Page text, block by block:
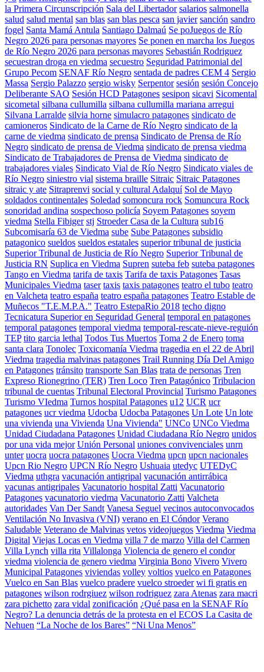
la Primera Circunscripción Sala del Libertador salarios salmonella
salud salud mental san blas san blas pesca san javier sanción sandro
fogel Santa Mamá Antula Santiago Dalmaú Se poJuegos de Río
Negro 2026 para personas mayores Se ponen en marcha los Juegos
de Río Negro 2026 para personas mayores Sebastián Rodriguez
secuestran droga en viedma secuestro Seguridad Patrimonial del
Grupo Pecom SENAF Río Negro sentada de padres CEM 4 Sergio
Massa Sergio Palazzo sergio wisky Serpentor sesión sesión Concejo
Deliberante SAO Sesión HCD Patagones sesipon sicavi Sicomental
sicometal silbana cullumilla silbana cullumilla mariana arregui
Silvana Larralde silvia horne simulacro patagones sindicato de
camioneros Sindicato de la Carne de Río Negro sindicato de la
carne de viedma sindicato de prensa Sindicato de Prensa de Río
Negro sindicato de prensa de Viedma sindicato de prensa viedma
Sindicato de Trabajadores de Prensa de Viedma sindicato de
trabajadores viales Sindicato Vial de Río Negro Sindicato viales de
Río Negro siniestro vial sistema braille Sitraic Sitraic Patagones
sitraic y ate Sitraprenvi social y cultural Adalquí Sol de Mayo
soldados continentales Soledad somoncura rock Somuncura Rock
sonoridad andina sospechoso policía Soyem Patagones soyem
viedma Stella Fibiger stj Stroeder Casa de la Cultura sub16
Subcomisaría 63 de Viedma sube Sube Patagones subsidio
patagonico sueldos sueldos estatales superior tribunal de justicia
Superior Tribunal de Justicia de Río Negro Superior Tribunal de
Justicia RN Suplica en Viedma Supren suteba feb suteba patagones
Tango en Viedma tarifa de taxis Tarifa de taxis Patagones Tasas
Municipales Viedma taser taxis taxis patagones teatro el tubo teatro
en Valcheta teatro españa teatro españa patagones Teatro Estable de
Muñecos "T.E.M.P.A." Teatro EstepaRio 2018 techo digno
Tecnicatura Superior en Seguridad General temporal en patagones
temporal patagones temporal viedma temporal-rescate-nieve-reguión
TEP tito garcia lethal Todos Tus Muertos Toma 2 de Enero toma
santa clara Tonolec Toxicomanía Viedma tragedia en el 22 de Abril
Viedma tragedia malvinas patagones Trail Running Día Del Amigo
en Patagones tránsito transporte San Blas trata de personas Tren
Expreso Rionegrino (TER) Tren Loco Tren Patagónico Tribulacion
tribunal de cuentas Tribunal Electoral Provincial Turismo Patagones
Turismo VIedma Turnos hospital Patagones u12 UCR ucr
patagones ucr viedma Udocba Udocba Patagones Un Lote Un lote
una vivienda una Vivienda Una Vivienda" UNCo UNCo Viedma
Unidad Ciudadana Patagones Unidad Ciudadana Río Negro unidos
por una vida mejor Unión Personal uniones convivenciales unrn
unter uocra uocra patagones Uocra Viedma upcn upcn nacionales
Upcn Rio Negro UPCN Río Negro Ushuaia utedyc UTEDyC
Viedma uthgra vacunación antigripal vacunación antirrábica
vacunas antigripales Vacunatorio hospital Zatti Vacunatorio
Patagones vacunatorio viedma Vacunatorio Zatti Valcheta
autoridades Van Der Sandt Vanesa Seguel vecinos autoconvocados
Ventilación No Invasiva (VNI) verano en El Cóndor Verano
Saludable Veterano de Malvinas vetos videojuegos Viedma Viedma
Digital Viejas Locas en Viedma villa 7 de marzo Villa del Carmen
Villa Lynch villa rita Villalonga Violencia de genero el condor
viedma violencia de genero viedma Virginia Bono Vivero Vivero
Municipal Patagones viviendas volley voltios vuelco en Patagones
Vuelco en San Blas vuelco pradere vuelco stroeder wi fi gratis en
patagones wilson rodrgiuez wilson rodriguez zara Atenas zara macri
zara pichetto zara vidal zonificación ¿Qué pasa en la SENAF Río
Negro? La denuncia detrás de la protesta en el ECOS La Casita de
Nehuen “La Noche de los Bares” “Ni Una Menos”